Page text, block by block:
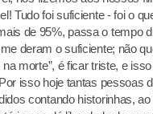
Tudo foi suficiente - foi o
de 95%, passa o tempo
deram o suficiente; não
morte”, é ficar triste, e
isso hoje tantas pessoas
contando historinhas,